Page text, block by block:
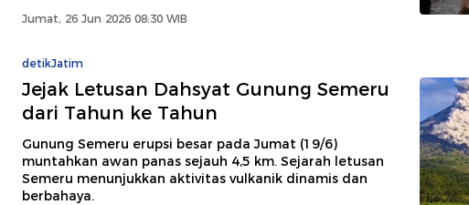
Jumat, 26 Jun 2026 08:30 WIB
detikJatim
Jejak Letusan Dahsyat Gunung Semeru
dari Tahun ke Tahun
Gunung Semeru erupsi besar pada Jumat (19/6)
muntahkan awan panas sejauh 4,5 km. Sejarah letusan
Semeru menunjukkan aktivitas vulkanik dinamis dan
berbahaya.